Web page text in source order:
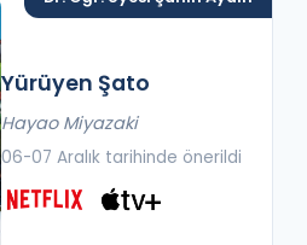
Yürüyen Şato
Hayao Miyazaki
06-07 Aralık tarihinde önerildi